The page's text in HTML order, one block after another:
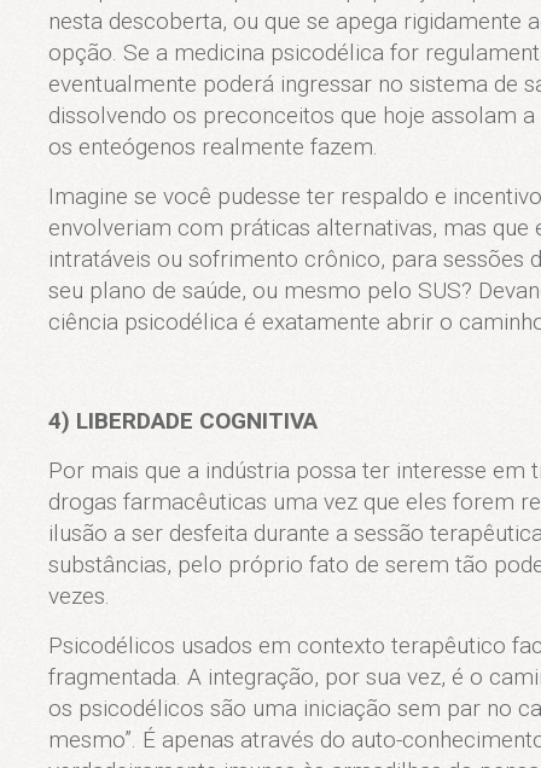
nesta descoberta, ou que se apega rigidamente
opção. Se a medicina psicodélica for
eventualmente poderá ingressar no sistema de
dissolvendo os preconceitos que hoje assolam
os enteógenos realmente fazem.
Imagine se você pudesse ter respaldo e
envolveriam com práticas alternativas, mas
intratáveis ou sofrimento crônico, para sessões
seu plano de saúde, ou mesmo pelo SUS?
ciência psicodélica é exatamente abrir o
4) LIBERDADE COGNITIVA
Por mais que a indústria possa ter interesse
drogas farmacêuticas uma vez que eles forem
ilusão a ser desfeita durante a sessão
substâncias, pelo próprio fato de serem tão
vezes.
Psicodélicos usados em contexto terapêutico
fragmentada. A integração, por sua vez, é o
os psicodélicos são uma iniciação sem par no
mesmo”. É apenas através do auto-